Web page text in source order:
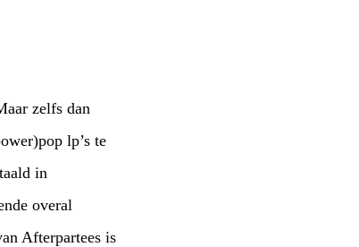
zelfs dan
lp’s te
in
overal
Afterpartees is